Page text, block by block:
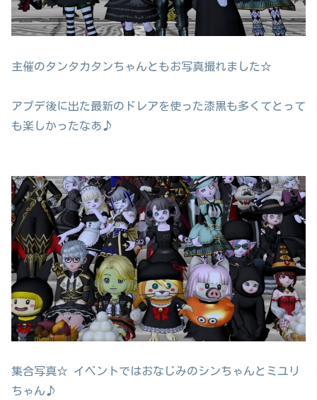
主催のタンタカタンちゃんともお写真撮れました☆
アプデ後に出た最新のドレアを使った漆黒も多くてとって
も楽しかったなあ♪
集合写真☆ イベントではおなじみのシンちゃんとミユリ
ちゃん♪